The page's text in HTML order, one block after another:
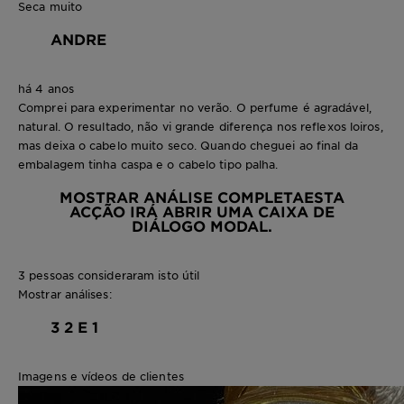
Seca muito
ANDRE
há 4 anos
Comprei para experimentar no verão. O perfume é agradável,
natural. O resultado, não vi grande diferença nos reflexos loiros,
mas deixa o cabelo muito seco. Quando cheguei ao final da
embalagem tinha caspa e o cabelo tipo palha.
MOSTRAR ANÁLISE COMPLETAESTA
ACÇÃO IRÁ ABRIR UMA CAIXA DE
DIÁLOGO MODAL.
3 pessoas consideraram isto útil
Mostrar análises:
3 2 E 1
Imagens e vídeos de clientes